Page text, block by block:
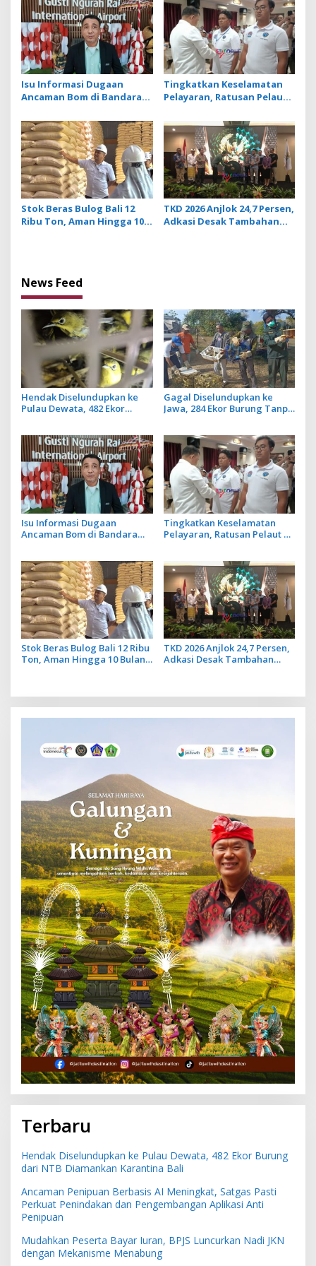
Ancaman Penyakit
Isu Informasi Dugaan
Ancaman Bom di Bandara
Benar, Operasional
Penerbangan Lancar
Tingkatkan Keselamatan
Pelayaran, Ratusan Pelaut
dan JMPR
Stok Beras Bulog Bali 12
Ribu Ton, Aman Hingga 10
TKD 2026 Anjlok 24,7 Persen,
Adkasi Desak Tambahan
News Feed
Hendak Diselundupkan ke
Pulau Dewata, 482 Ekor
Gagal Diselundupkan ke
Jawa, 284 Ekor Burung Tanpa
Isu Informasi Dugaan
Ancaman Bom di Bandara
Lancar
Tingkatkan Keselamatan
Pelayaran, Ratusan Pelaut di
Stok Beras Bulog Bali 12 Ribu
Ton, Aman Hingga 10 Bulan
TKD 2026 Anjlok 24,7 Persen,
Adkasi Desak Tambahan
Terbaru
Hendak Diselundupkan ke Pulau Dewata, 482 Ekor Burung
dari NTB Diamankan Karantina Bali
Ancaman Penipuan Berbasis AI Meningkat, Satgas Pasti
Perkuat Penindakan dan Pengembangan Aplikasi Anti
Penipuan
Mudahkan Peserta Bayar Iuran, BPJS Luncurkan Nadi JKN
dengan Mekanisme Menabung